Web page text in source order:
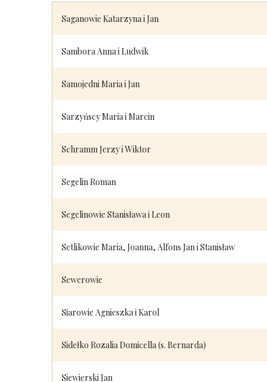
Saganowie Katarzyna i Jan
Sambora Anna i Ludwik
Samojedni Maria i Jan
Sarzyńscy Maria i Marcin
Schramm Jerzy i Wiktor
Segelin Roman
Segelinowie Stanisława i Leon
Setlikowie Maria, Joanna, Alfons Jan i Stanisław
Sewerowie
Siarowie Agnieszka i Karol
Sidełko Rozalia Domicella (s. Bernarda)
Siewierski Jan